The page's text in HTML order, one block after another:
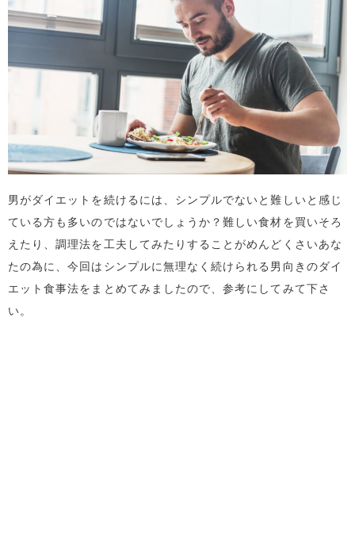
男がダイエットを続けるには、シンプルでないと難しいと感じ
ている方も多いのではないでしょうか？難しい食材を買いそろ
えたり、調理法を工夫してみたりすることがめんどくさいあな
たの為に、今回はシンプルに無理なく続けられる男向きのダイ
エット食事法をまとめてみましたので、参考にしてみて下さ
い。